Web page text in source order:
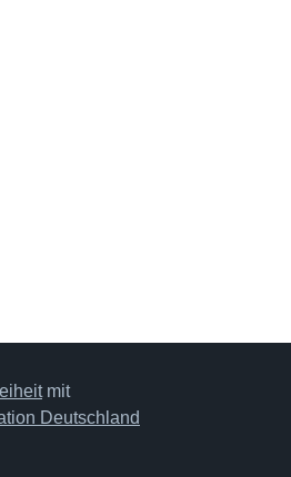
mit
Deutschland